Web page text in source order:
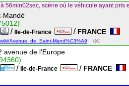
à 56min02sec, scène où le véhicule ayant
Mandé
/ Ile-de-France / FRANCE
Avenue_de_Saint-Mand%C3%A9
avenue de l'Europe
/ Ile-de-France / FRANCE